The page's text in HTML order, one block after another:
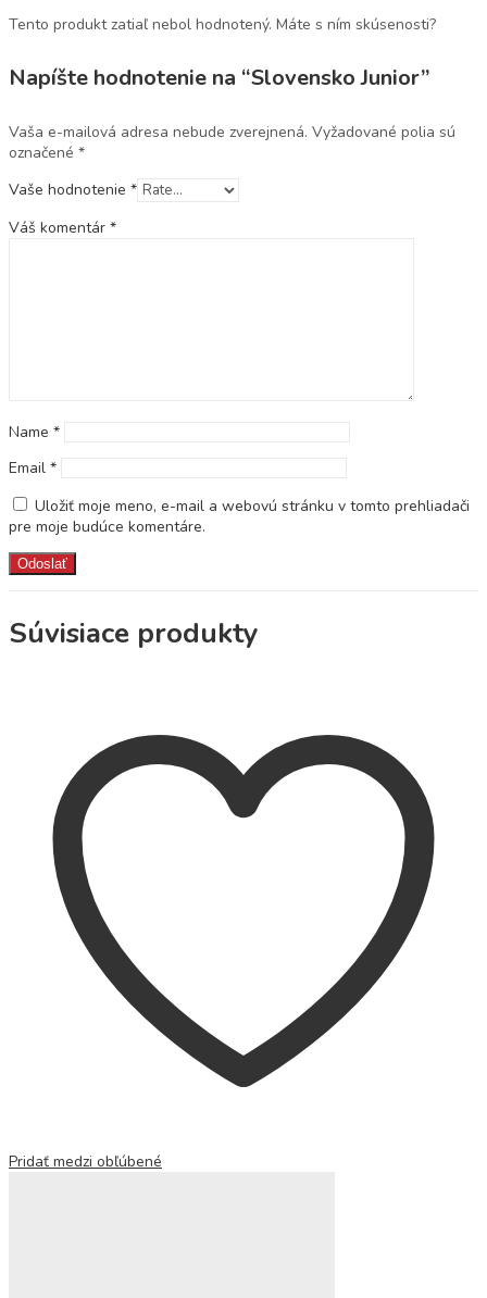
Tento produkt zatiaľ nebol hodnotený. Máte s ním skúsenosti?
Napíšte hodnotenie na “Slovensko Junior”
Vaša e-mailová adresa nebude zverejnená. Vyžadované polia sú
označené *
Vaše hodnotenie *
Váš komentár *
Name *
Email *
Uložiť moje meno, e-mail a webovú stránku v tomto prehliadači
pre moje budúce komentáre.
Súvisiace produkty
Pridať medzi obľúbené